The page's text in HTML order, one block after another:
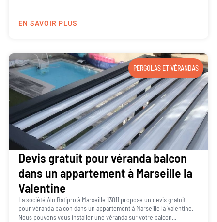
EN SAVOIR PLUS
PERGOLAS ET VÉRANDAS
Devis gratuit pour véranda balcon
dans un appartement à Marseille la
Valentine
La société Alu Batipro à Marseille 13011 propose un devis gratuit
pour véranda balcon dans un appartement à Marseille la Valentine.
Nous pouvons vous installer une véranda sur votre balcon...